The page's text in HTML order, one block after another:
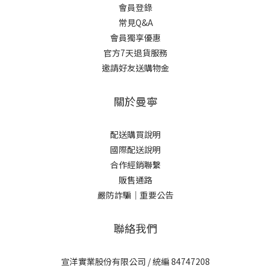
會員登錄
常見Q&A
會員獨享優惠
官方7天退貨服務
邀請好友送購物金
關於曼寧
配送購買說明
國際配送說明
合作經銷聯繫
販售通路
嚴防詐騙｜重要公告
聯絡我們
宣洋實業股份有限公司 / 統編 84747208